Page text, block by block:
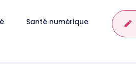
Santé numérique